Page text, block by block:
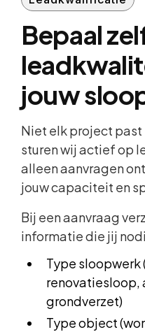
Bepaal
jouw
Niet elk project
sturen wij actief op
alleen aanvragen
jouw capaciteit en
Bij een aanvraag
informatie die jij
Type
renovatiesloop,
grondverzet)
Type object